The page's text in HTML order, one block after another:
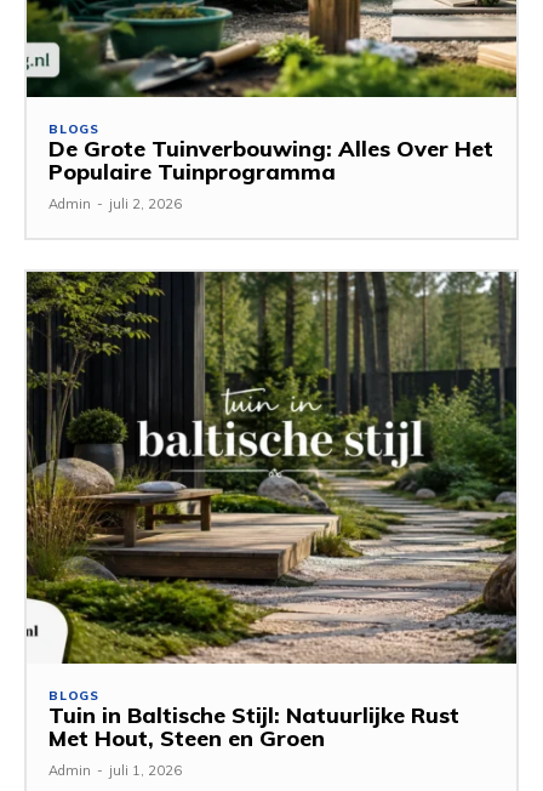
BLOGS
De Grote Tuinverbouwing: Alles Over Het
Populaire Tuinprogramma
Admin - juli 2, 2026
BLOGS
Tuin in Baltische Stijl: Natuurlijke Rust
Met Hout, Steen en Groen
Admin - juli 1, 2026